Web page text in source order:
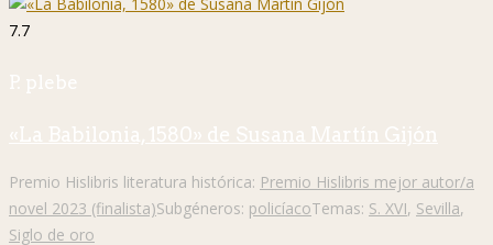
7.7
P. plebe
«La Babilonia, 1580» de Susana Martín Gijón
Premio Hislibris literatura histórica: Premio Hislibris mejor autor/a
novel 2023 (finalista)Subgéneros: policíacoTemas: S. XVI, Sevilla,
Siglo de oro